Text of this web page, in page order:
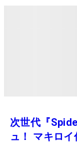
次世代『
ュ！ マキロ